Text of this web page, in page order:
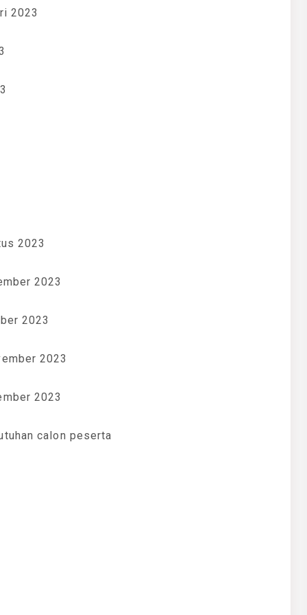
2023
2023
2023
2023
2023
2023
calon peserta